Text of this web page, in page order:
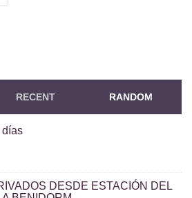
RECENT RANDOM
días
DESDE ESTACIÓN DEL